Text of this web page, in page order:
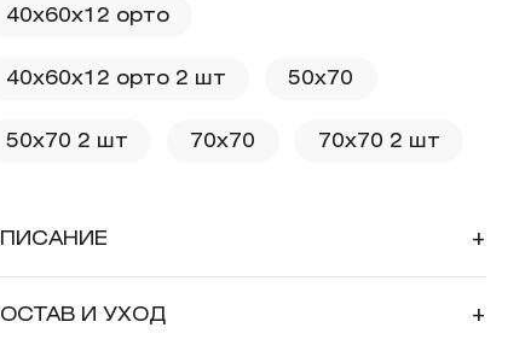
40x60x12 орто
40x60x12 орто 2 шт 50x70
50x70 2 шт 70x70 70x70 2 шт
+
И УХОД +